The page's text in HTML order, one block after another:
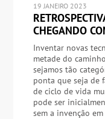
19 JANEIRO 2023
CHEGANDO
Inventar novas
metade do
sejamos tão
ponta que seja de
de ciclo de vida
pode ser
sem a invenção